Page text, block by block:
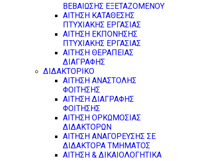
ΒΕΒΑΙΩΣΗΣ ΕΞΕΤΑΖΟΜΕΝΟΥ
ΑΙΤΗΣΗ ΚΑΤΑΘΕΣΗΣ
ΠΤΥΧΙΑΚΗΣ ΕΡΓΑΣΙΑΣ
ΑΙΤΗΣΗ ΕΚΠΟΝΗΣΗΣ
ΠΤΥΧΙΑΚΗΣ ΕΡΓΑΣΙΑΣ
ΑΙΤΗΣΗ ΘΕΡΑΠΕΙΑΣ
ΔΙΑΓΡΑΦΗΣ
ΔΙΔΑΚΤΟΡΙΚΟ
ΑΙΤΗΣΗ ΑΝΑΣΤΟΛΗΣ
ΦΟΙΤΗΣΗΣ
ΑΙΤΗΣΗ ΔΙΑΓΡΑΦΗΣ
ΦΟΙΤΗΣΗΣ
ΑΙΤΗΣΗ ΟΡΚΩΜΟΣΙΑΣ
ΔΙΔΑΚΤΟΡΩΝ
ΑΙΤΗΣΗ ΑΝΑΓΟΡΕΥΣΗΣ ΣΕ
ΔΙΔΑΚΤΟΡΑ ΤΜΗΜΑΤΟΣ
ΑΙΤΗΣΗ & ΔΙΚΑΙΟΛΟΓΗΤΙΚΑ